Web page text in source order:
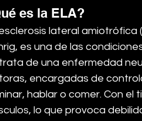
es la ELA?
lateral
es una de las
de una enfermedad
encargadas de
hablar o comer. Con el
lo que provoca